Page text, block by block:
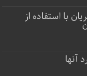
با استفاده از
آنها